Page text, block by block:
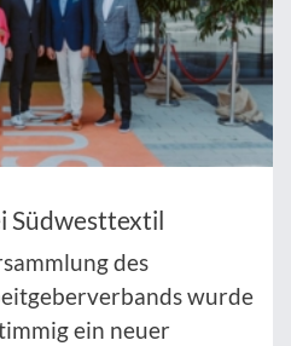
Südwesttextil
des
wurde
ein neuer